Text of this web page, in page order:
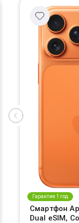
Гарантия 1 год
Смартфон
Dual eSIM,